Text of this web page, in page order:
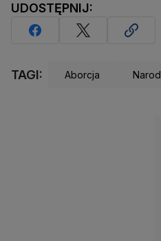
UDOSTĘPNIJ:
TAGI: Aborcja